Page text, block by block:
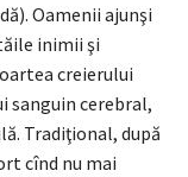
Oamenii ajunşi
inimii şi
creierului
sanguin cerebral,
Tradiţional, după
cînd nu mai